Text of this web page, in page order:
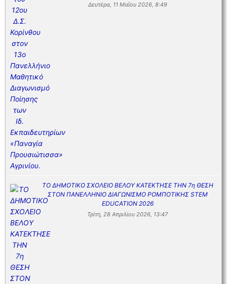
Δευτέρα, 11 Μαΐου 2026, 8:49
ΤΟ ΔΗΜΟΤΙΚΟ ΣΧΟΛΕΙΟ ΒΕΛΟΥ ΚΑΤΕΚΤΗΣΕ ΤΗΝ 7η ΘΕΣΗ
ΣΤΟΝ ΠΑΝΕΛΛΗΝΙΟ ΔΙΑΓΩΝΙΣΜΟ ΡΟΜΠΟΤΙΚΗΣ STEM
EDUCATION 2026
Τρίτη, 28 Απριλίου 2026, 13:47